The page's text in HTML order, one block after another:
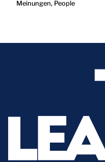
Meinungen, People